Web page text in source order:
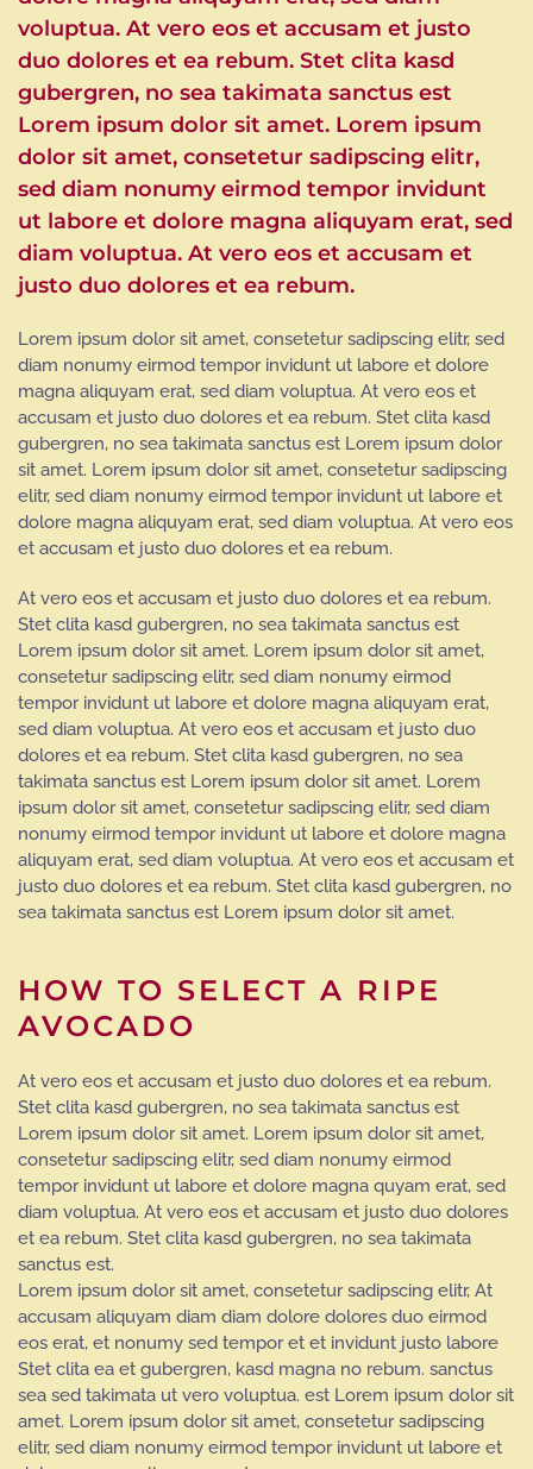
voluptua. At vero eos et accusam et justo
duo dolores et ea rebum. Stet clita kasd
gubergren, no sea takimata sanctus est
Lorem ipsum dolor sit amet. Lorem ipsum
dolor sit amet, consetetur sadipscing elitr,
sed diam nonumy eirmod tempor invidunt
ut labore et dolore magna aliquyam erat, sed
diam voluptua. At vero eos et accusam et
justo duo dolores et ea rebum.
Lorem ipsum dolor sit amet, consetetur sadipscing elitr, sed
diam nonumy eirmod tempor invidunt ut labore et dolore
magna aliquyam erat, sed diam voluptua. At vero eos et
accusam et justo duo dolores et ea rebum. Stet clita kasd
gubergren, no sea takimata sanctus est Lorem ipsum dolor
sit amet. Lorem ipsum dolor sit amet, consetetur sadipscing
elitr, sed diam nonumy eirmod tempor invidunt ut labore et
dolore magna aliquyam erat, sed diam voluptua. At vero eos
et accusam et justo duo dolores et ea rebum.
At vero eos et accusam et justo duo dolores et ea rebum.
Stet clita kasd gubergren, no sea takimata sanctus est
Lorem ipsum dolor sit amet. Lorem ipsum dolor sit amet,
consetetur sadipscing elitr, sed diam nonumy eirmod
tempor invidunt ut labore et dolore magna aliquyam erat,
sed diam voluptua. At vero eos et accusam et justo duo
dolores et ea rebum. Stet clita kasd gubergren, no sea
takimata sanctus est Lorem ipsum dolor sit amet. Lorem
ipsum dolor sit amet, consetetur sadipscing elitr, sed diam
nonumy eirmod tempor invidunt ut labore et dolore magna
aliquyam erat, sed diam voluptua. At vero eos et accusam et
justo duo dolores et ea rebum. Stet clita kasd gubergren, no
sea takimata sanctus est Lorem ipsum dolor sit amet.
HOW TO SELECT A RIPE
AVOCADO
At vero eos et accusam et justo duo dolores et ea rebum.
Stet clita kasd gubergren, no sea takimata sanctus est
Lorem ipsum dolor sit amet. Lorem ipsum dolor sit amet,
consetetur sadipscing elitr, sed diam nonumy eirmod
tempor invidunt ut labore et dolore magna quyam erat, sed
diam voluptua. At vero eos et accusam et justo duo dolores
et ea rebum. Stet clita kasd gubergren, no sea takimata
sanctus est.
Lorem ipsum dolor sit amet, consetetur sadipscing elitr, At
accusam aliquyam diam diam dolore dolores duo eirmod
eos erat, et nonumy sed tempor et et invidunt justo labore
Stet clita ea et gubergren, kasd magna no rebum. sanctus
sea sed takimata ut vero voluptua. est Lorem ipsum dolor sit
amet. Lorem ipsum dolor sit amet, consetetur sadipscing
elitr, sed diam nonumy eirmod tempor invidunt ut labore et